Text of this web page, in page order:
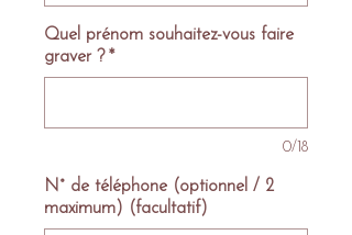
Quel prénom souhaitez-vous faire
graver ? *
0/18
N° de téléphone (optionnel / 2
maximum) (facultatif)